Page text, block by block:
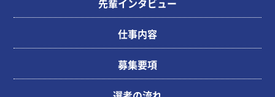
先輩インタビュー
仕事内容
募集要項